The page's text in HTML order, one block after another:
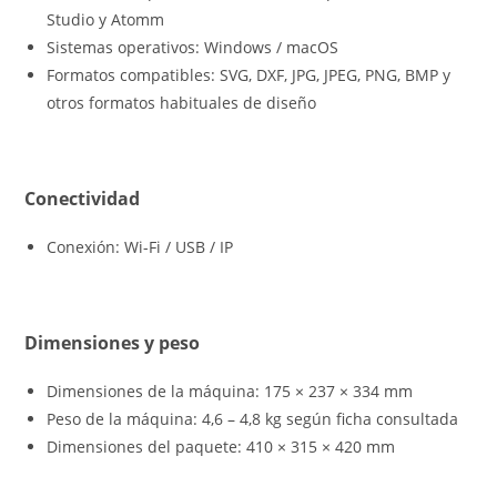
Studio y Atomm
Sistemas operativos: Windows / macOS
Formatos compatibles: SVG, DXF, JPG, JPEG, PNG, BMP y
otros formatos habituales de diseño
Conectividad
Conexión: Wi-Fi / USB / IP
Dimensiones y peso
Dimensiones de la máquina: 175 × 237 × 334 mm
Peso de la máquina: 4,6 – 4,8 kg según ficha consultada
Dimensiones del paquete: 410 × 315 × 420 mm